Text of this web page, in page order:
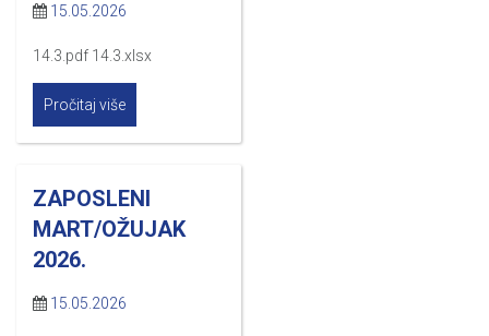
15.05.2026
14.3.pdf 14.3.xlsx
Pročitaj više
ZAPOSLENI
MART/OŽUJAK
2026.
15.05.2026